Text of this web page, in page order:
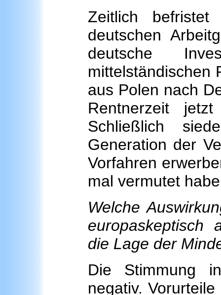
Zeitlich
deutschen
deutsche
mittelständischen
aus Polen nach
Rentnerzeit
Schließlich
Generation der
Vorfahren
mal vermutet
Welche
europaskeptisch
die Lage der
Die Stimmung
negativ.